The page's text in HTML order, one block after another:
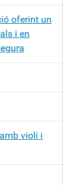
oferint un
i en
violí i